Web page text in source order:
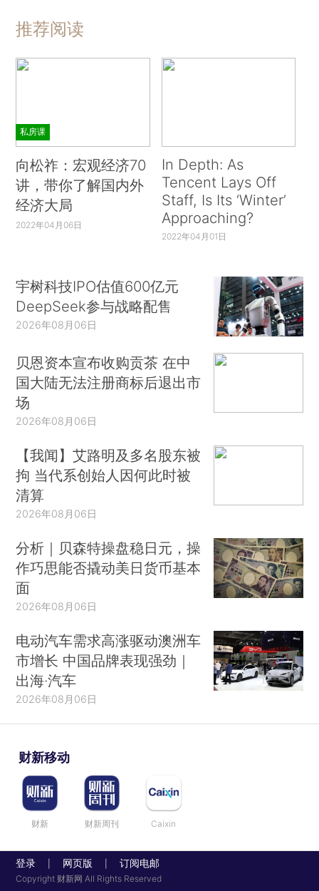
推荐阅读
私房课
向松祚：宏观经济70
讲，带你了解国内外
经济大局
2022年04月06日
In Depth: As
Tencent Lays Off
Staff, Is Its ‘Winter’
Approaching?
2022年04月01日
宇树科技IPO估值600亿元
DeepSeek参与战略配售
2026年08月06日
贝恩资本宣布收购贡茶 在中
国大陆无法注册商标后退出市
场
2026年08月06日
【我闻】艾路明及多名股东被
拘 当代系创始人因何此时被
清算
2026年08月06日
分析｜贝森特操盘稳日元，操
作巧思能否撬动美日货币基本
面
2026年08月06日
电动汽车需求高涨驱动澳洲车
市增长 中国品牌表现强劲｜
出海·汽车
2026年08月06日
财新移动
财新 财新周刊 Caixin
登录 网页版 订阅电邮
Copyright 财新网 All Rights Reserved